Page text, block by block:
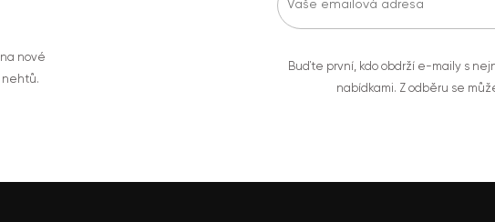
nové
nehtů.
Buďte první, kdo obdrží e-maily s
nabídkami. Z odběru se